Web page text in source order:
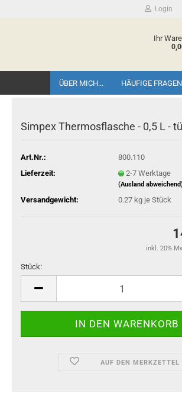
Login
Ihr
ÜBER MICH... HÄUFIGE FRAGEN
Simpex Thermosflasche - 0,5 L -
Art.Nr.:
800.110
Lieferzeit:
2-7 Werktage
(Ausland
Versandgewicht: 0.27 kg je Stück
inkl. 20%
Stück:
Stück
AUF DEN MERKZETTEL